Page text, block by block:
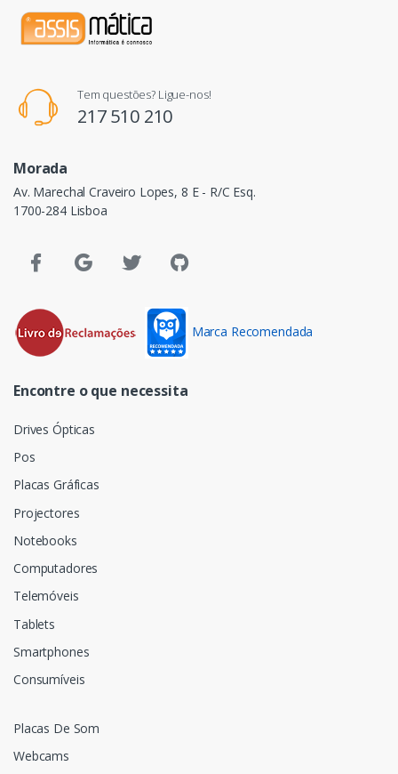
Tem questões? Ligue-nos!
217 510 210
Morada
Av. Marechal Craveiro Lopes, 8 E - R/C Esq.
1700-284 Lisboa
Marca Recomendada
Encontre o que necessita
Drives Ópticas
Pos
Placas Gráficas
Projectores
Notebooks
Computadores
Telemóveis
Tablets
Smartphones
Consumíveis
Placas De Som
Webcams